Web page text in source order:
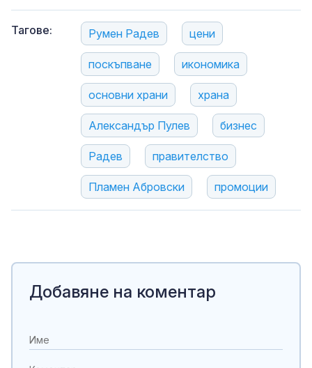
Тагове: Румен Радев цени
поскъпване икономика
основни храни храна
Александър Пулев бизнес
Радев правителство
Пламен Абровски промоции
Добавяне на коментар